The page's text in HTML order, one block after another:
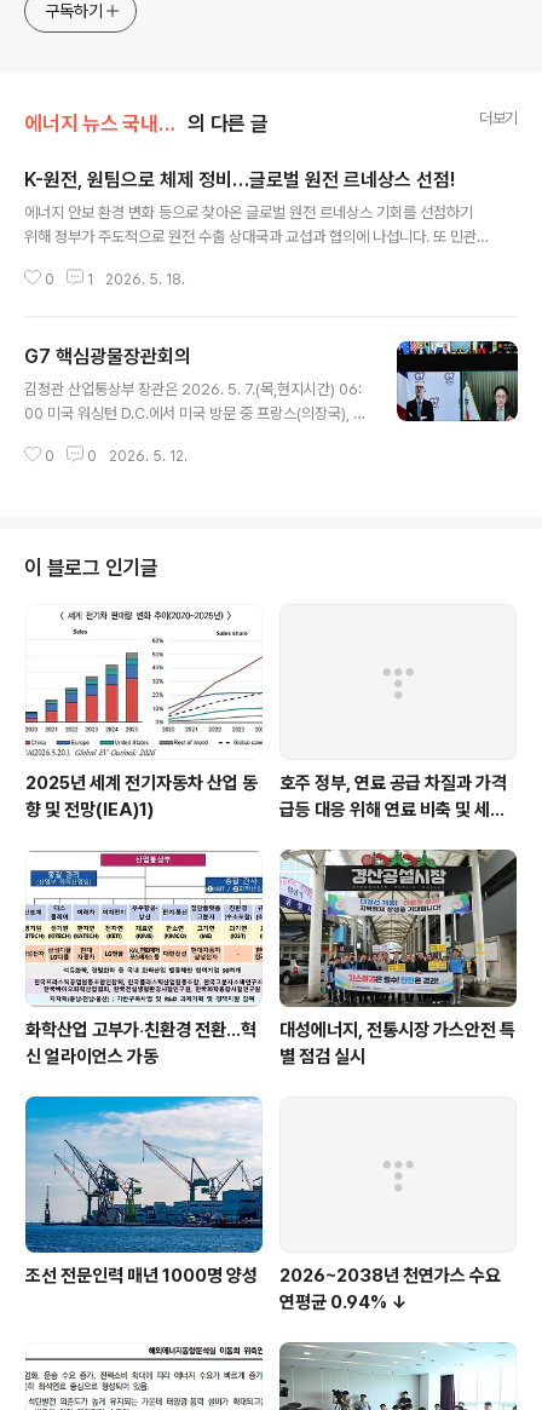
구독하기
에너지 뉴스 국내&해외 의 다른 글 더보기
K-원전, 원팀으로 체제 정비…글로벌 원전 르네상스 선점!
에너지 안보 환경 변화 등으로 찾아온 글로벌 원전 르네상스 기회를 선점하기
위해 정부가 주도적으로 원전 수출 상대국과 교섭과 협의에 나섭니다. 또 민관
통합 관리합니다. 산업통상부는 14일 김정관 장관 주재로 2026년 제1차 원전
과 교섭‧협의를 진행한다는 방침 하에 ‘즉시 조치 방안’과 ‘연내 추진 방안’으로
나눠 추진합니다. ▶ 즉시 조치 방안 √ 민관 합동 ‘원전 수출기획위원회’ 신설-
원전 수출 기획 및 조정, 경제성‧리스크 등에 대한 외부 검토 및 자문 √ 원전 수
0 1 2026. 5. 18.
G7 핵심광물장관회의
김정관 산업통상부 장관은 2026. 5. 7.(목,현지시간) 06:
00 미국 워싱턴 D.C.에서 미국 방문 중 프랑스(의장국), 미
관회의를 화상으로 참석하여, 글로벌 핵심광물 공급망 협
0 0 2026. 5. 12.
이 블로그 인기글
2025년 세계 전기자동차 산업 동
향 및 전망(IEA)1)
호주 정부, 연료 공급 차질과 가격
급등 대응 위해 연료 비축 및 세제
화학산업 고부가‧친환경 전환…혁
신 얼라이언스 가동
대성에너지, 전통시장 가스안전 특
별 점검 실시
조선 전문인력 매년 1000명 양성
2026~2038년 천연가스 수요
연평균 0.94% ↓